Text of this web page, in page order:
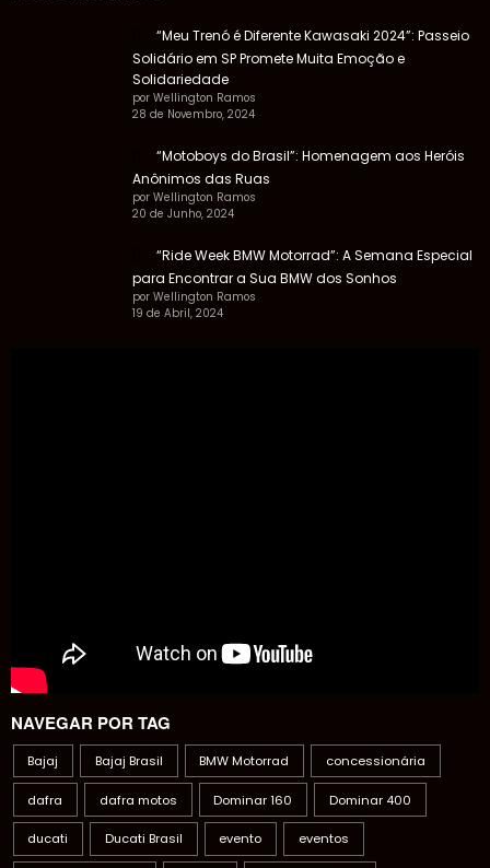
“Meu Trenó é Diferente Kawasaki 2024”: Passeio
Solidário em SP Promete Muita Emoção e
Solidariedade
por Wellington Ramos
28 de Novembro, 2024
“Motoboys do Brasil”: Homenagem aos Heróis
Anônimos das Ruas
por Wellington Ramos
20 de Junho, 2024
“Ride Week BMW Motorrad”: A Semana Especial
para Encontrar a Sua BMW dos Sonhos
por Wellington Ramos
19 de Abril, 2024
NAVEGAR POR TAG
Bajaj Bajaj Brasil BMW Motorrad concessionária
dafra dafra motos Dominar 160 Dominar 400
ducati Ducati Brasil evento eventos